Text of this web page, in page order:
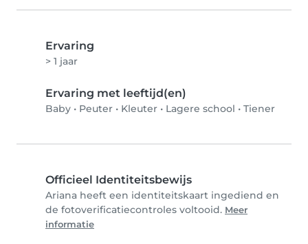
Ervaring
> 1 jaar
Ervaring met leeftijd(en)
Baby • Peuter • Kleuter • Lagere school • Tiener
Officieel Identiteitsbewijs
Ariana heeft een identiteitskaart ingediend en
de fotoverificatiecontroles voltooid. Meer
informatie